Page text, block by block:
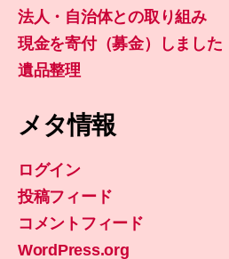
法人・自治体との取り組み
現金を寄付（募金）しました
遺品整理
メタ情報
ログイン
投稿フィード
コメントフィード
WordPress.org